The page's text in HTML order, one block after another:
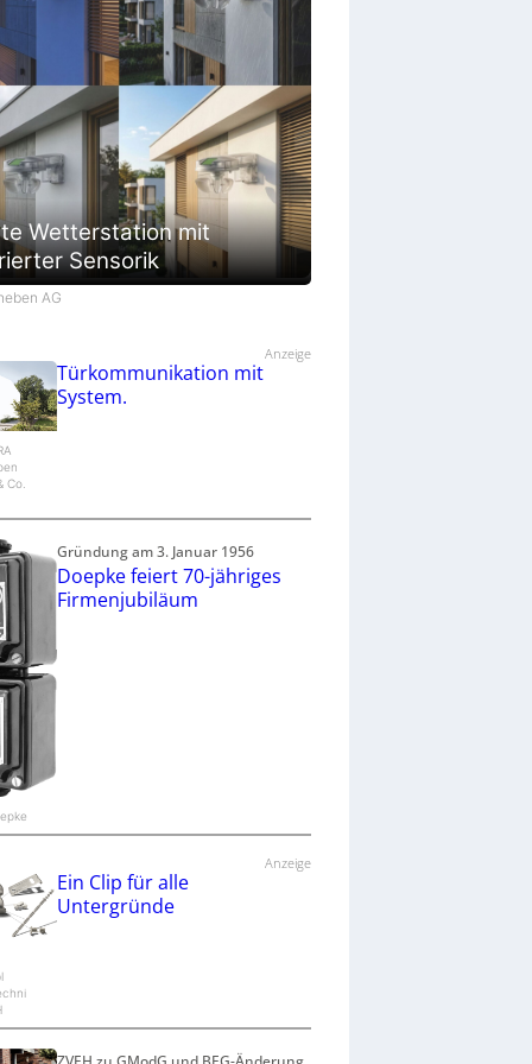
Wetterstation mit
Sensorik
AG
Anzeige
Co.
Türkommunikation mit
System.
Gründung am 3. Januar 1956
Doepke feiert 70-jähriges
Firmenjubiläum
Anzeige
Ein Clip für alle
Untergründe